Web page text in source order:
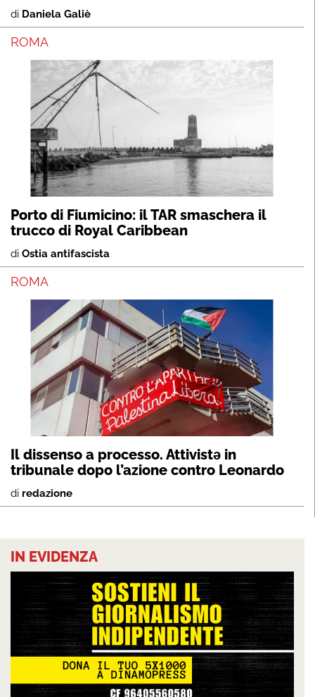
di Daniela Galiè
ROMA
Porto di Fiumicino: il TAR smaschera il
trucco di Royal Caribbean
di Ostia antifascista
ROMA
Il dissenso a processo. Attivistə in
tribunale dopo l’azione contro Leonardo
di redazione
IN EVIDENZA